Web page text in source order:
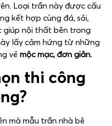
Loại trần này được cấu
kết hợp cùng đá, sỏi,
giúp nội thất bên trong
lấy cảm hứng từ những
vẻ mộc mạc, đơn giản.
thi công
mà mẫu trần nhà bê